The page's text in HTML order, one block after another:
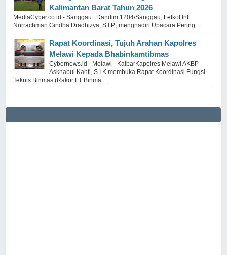
Kalimantan Barat Tahun 2026
MediaCyber.co.id - Sanggau. Dandim 1204/Sanggau, Letkol Inf.
Nurrachman Gindha Dradhizya, S.I.P., menghadiri Upacara Pering ...
Rapat Koordinasi, Tujuh Arahan Kapolres
Melawi Kepada Bhabinkamtibmas
Cybernews.id - Melawi - KalbarKapolres Melawi AKBP
Askhabul Kahfi, S.I.K membuka Rapat Koordinasi Fungsi
Teknis Binmas (Rakor FT Binma ...